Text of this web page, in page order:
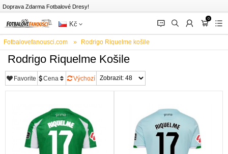
Doprava Zdarma Fotbalové Dresy!
Kč 󰂱 󰂨 󰃳
0
󰃦 󰃖
Fotbalovefanousci.com Rodrigo Riquelme košile
Rodrigo Riquelme Košile
Favorite Cena Výchozí